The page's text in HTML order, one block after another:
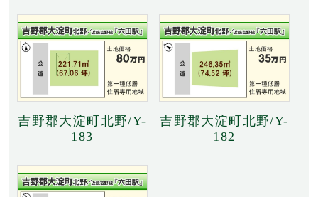
吉野郡大淀町北野/Y-
183
吉野郡大淀町北野/Y-
182